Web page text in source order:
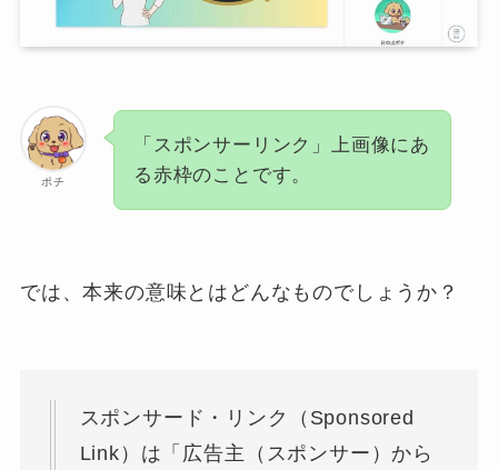
ポチ
「スポンサーリンク」上画像にあ
る赤枠のことです。
では、本来の意味とはどんなものでしょうか？
スポンサード・リンク（Sponsored
Link）は「広告主（スポンサー）から